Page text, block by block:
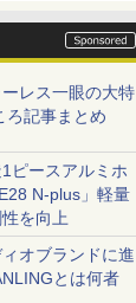
レス一眼の大特
ろ記事まとめ
ピースアルミホ
N-plus」軽量
を向上
オブランドに進
とは何者